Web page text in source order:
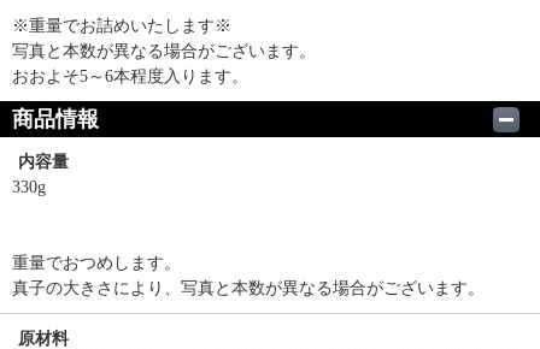
※重量でお詰めいたします※
写真と本数が異なる場合がございます。
おおよそ5～6本程度入ります。
商品情報
内容量
330g
重量でおつめします。
真子の大きさにより、写真と本数が異なる場合がございます。
原材料